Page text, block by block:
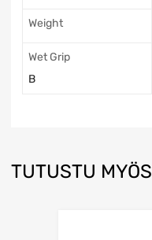
Weight
Wet Grip
B
TUTUSTU MYÖS